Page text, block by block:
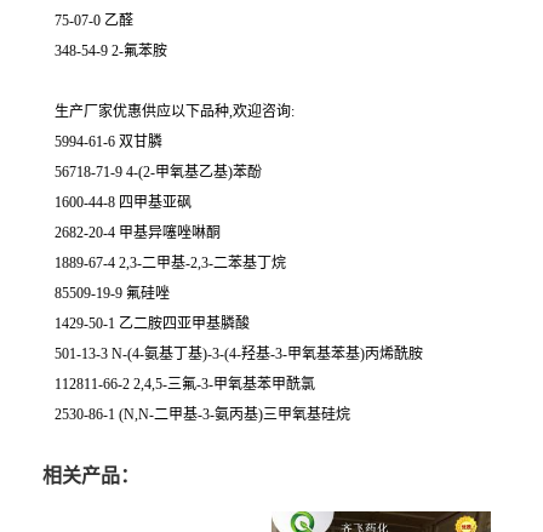
75-07-0 乙醛
348-54-9 2-氟苯胺
生产厂家优惠供应以下品种,欢迎咨询:
5994-61-6 双甘膦
56718-71-9 4-(2-甲氧基乙基)苯酚
1600-44-8 四甲基亚砜
2682-20-4 甲基异噻唑啉酮
1889-67-4 2,3-二甲基-2,3-二苯基丁烷
85509-19-9 氟硅唑
1429-50-1 乙二胺四亚甲基膦酸
501-13-3 N-(4-氨基丁基)-3-(4-羟基-3-甲氧基苯基)丙烯酰胺
112811-66-2 2,4,5-三氟-3-甲氧基苯甲酰氯
2530-86-1 (N,N-二甲基-3-氨丙基)三甲氧基硅烷
相关产品：